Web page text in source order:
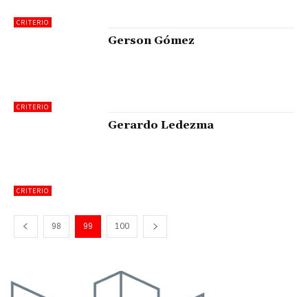
CRITERIO
CRITERIO
Gerson Gómez
CRITERIO
Gerardo Ledezma
98 99 100